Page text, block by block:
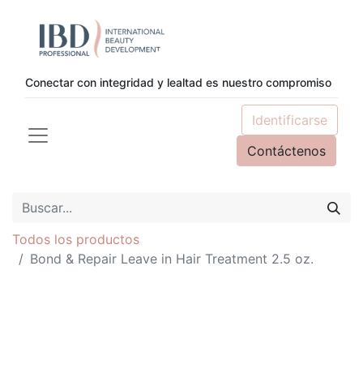
Conectar con integridad y lealtad es nuestro compromiso
Identificarse
Contáctenos
Todos los productos
Bond & Repair Leave in Hair Treatment 2.5 oz.